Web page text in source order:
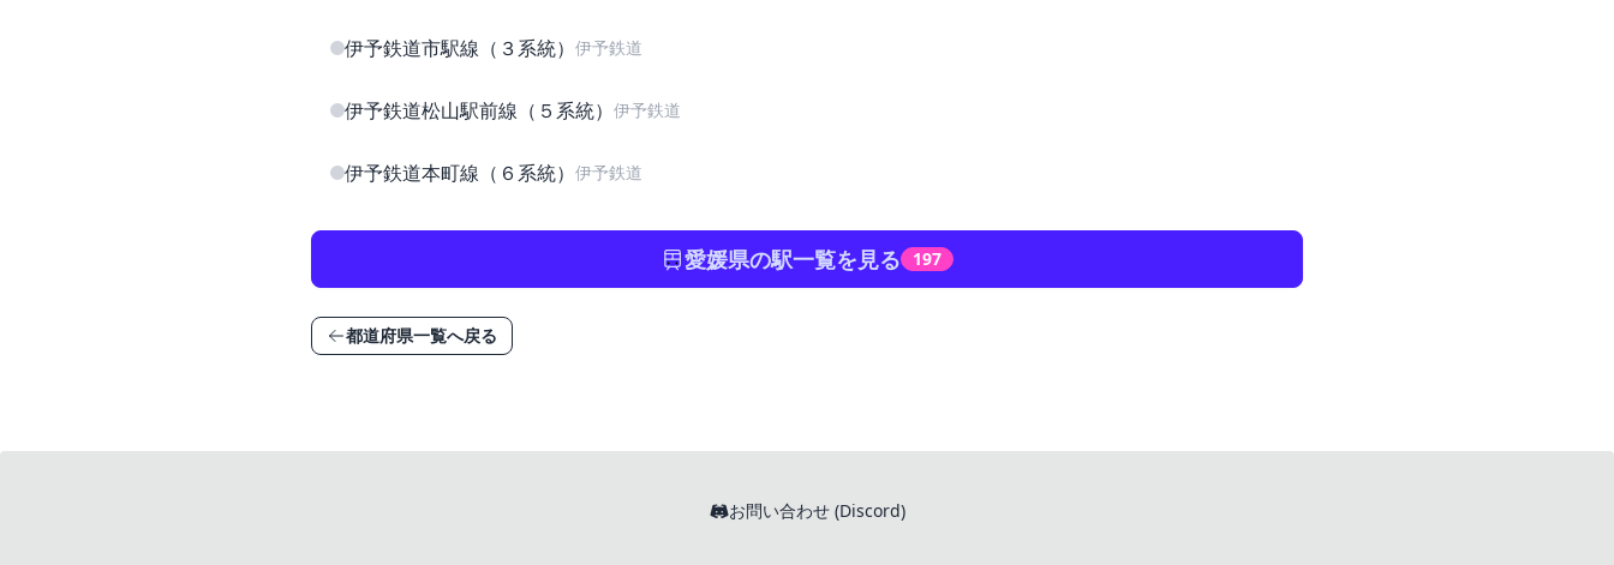
伊予鉄道市駅線（３系統） 伊予鉄道
伊予鉄道松山駅前線（５系統） 伊予鉄道
伊予鉄道本町線（６系統） 伊予鉄道
愛媛県の駅一覧を見る 197
都道府県一覧へ戻る
お問い合わせ (Discord)